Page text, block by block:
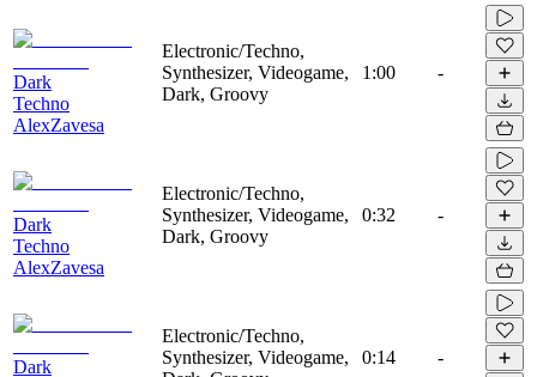
Dark
Techno
AlexZavesa
Electronic/Techno,
Synthesizer, Videogame,
Dark, Groovy
1:00 -
Dark
Techno
AlexZavesa
Electronic/Techno,
Synthesizer, Videogame,
Dark, Groovy
0:32 -
Dark
Electronic/Techno,
Synthesizer, Videogame,
0:14 -